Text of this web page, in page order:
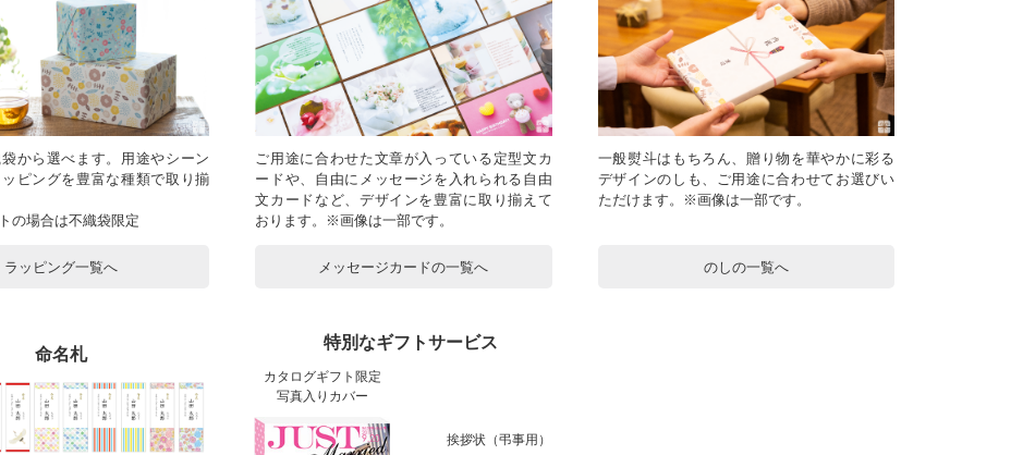
から選べます。用途やシーン
ピングを豊富な種類で取り揃
の場合は不織袋限定
ラッピング一覧へ
ご用途に合わせた文章が入っている定型文カ
ードや、自由にメッセージを入れられる自由
文カードなど、デザインを豊富に取り揃えて
おります。※画像は一部です。
メッセージカードの一覧へ
一般熨斗はもちろん、贈り物を華やかに彩る
デザインのしも、ご用途に合わせてお選びい
ただけます。※画像は一部です。
のしの一覧へ
命名札
特別なギフトサービス
カタログギフト限定
写真入りカバー
挨拶状（弔事用）